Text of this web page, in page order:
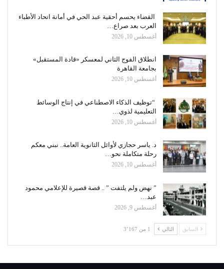
القضاء يحسم أحقية عبد الحي في أمانة اتحاد الأطباء
العرب بعد صراع…
أغسطس 10, 2026
انطلاق الفوج الثاني لمعسكر «قادة المستقبل»
بجامعة القاهرة
أغسطس 10, 2026
“توظيف الذكاء الاصطناعي في إنتاج الوسائط
التعليمية لذوي…
أغسطس 10, 2026
د. ياسر حجازي لأوائل الثانوية العامة.. نبني معكم
رحلة متكاملة نحو…
أغسطس 10, 2026
” نهض ولم يلتفت ” .. قصة قصيرة للإعلامي محمود
عبد…
أغسطس 9, 2026
السابق التالي 1 من 3٬167